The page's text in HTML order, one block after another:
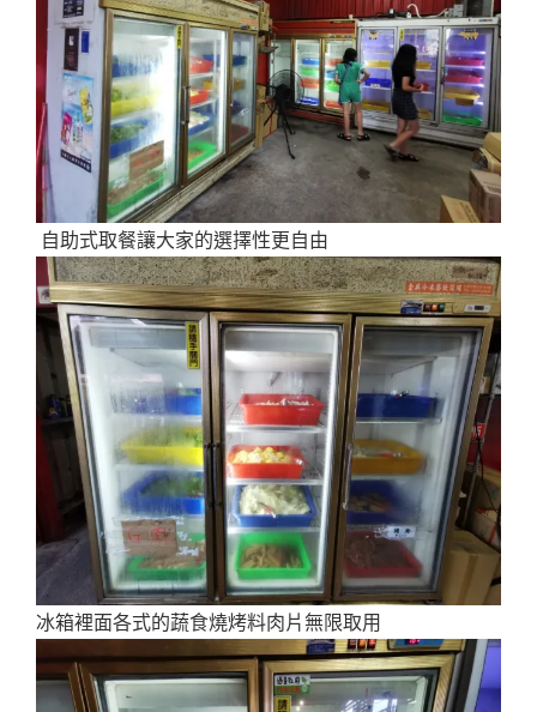
自助式取餐讓大家的選擇性更自由
冰箱裡面各式的蔬食燒烤料肉片無限取用